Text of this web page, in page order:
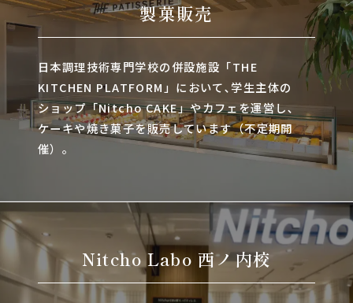
製菓販売
日本調理技術専門学校の併設施設「THE
KITCHEN PLATFORM」において､学生主体の
ショップ「Nitcho CAKE」やカフェを運営し､
ケーキや焼き菓子を販売しています（不定期開
催）。
Nitcho Labo 西ノ内校